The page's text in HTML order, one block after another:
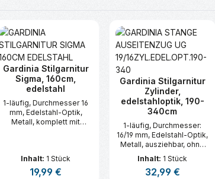
Gardinia Stilgarnitur
Sigma, 160cm,
edelstahl
1-läufig, Durchmesser 16
mm, Edelstahl-Optik,
Metall, komplett mit
Befestigungmaterial, ab
240 cm mit 3 Trägern
Inhalt: 1 Stück
Regulärer Preis:
19,99 €
Gardinia Stilgarnitur
Zylinder,
edelstahloptik, 190-
340cm
1-läufig, Durchmesser:
16/19 mm, Edelstahl-Optik,
Metall, ausziehbar, ohne
Gardinenringe,
Trägerlänge
(Wandabstand der
Inhalt: 1 Stück
Regulärer Preis:
32,99 €